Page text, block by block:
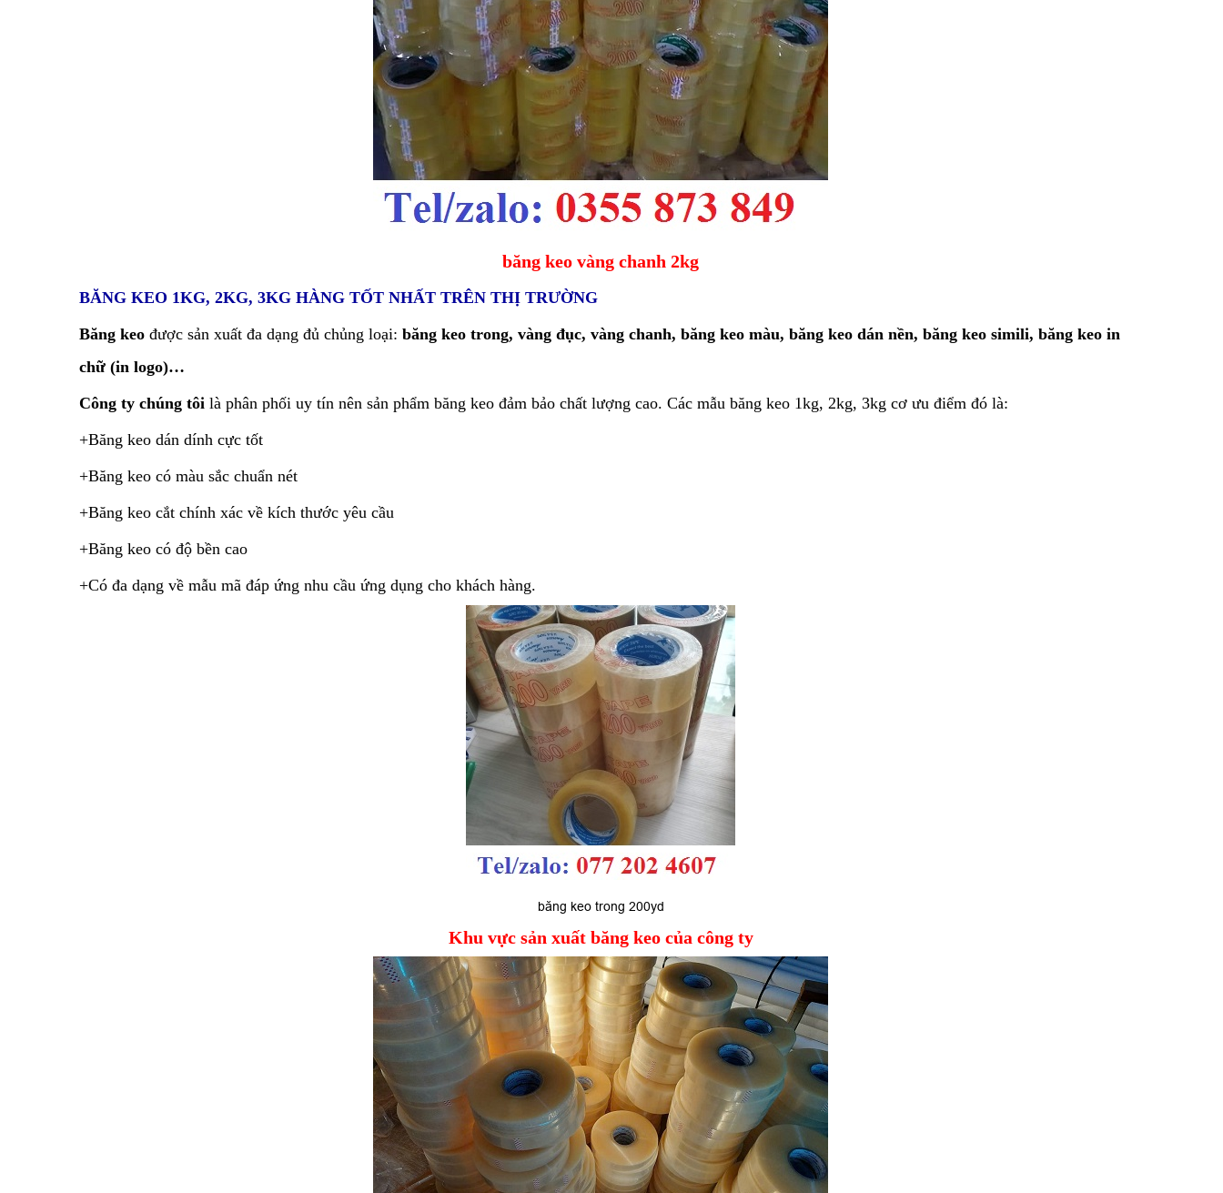
băng keo vàng chanh 2kg
BĂNG KEO 1KG, 2KG, 3KG HÀNG TỐT NHẤT TRÊN THỊ TRƯỜNG
Băng keo được sản xuất đa dạng đủ chủng loại: băng keo trong, vàng đục, vàng chanh, băng keo màu, băng keo dán nền, băng keo simili, băng keo in
chữ (in logo)…
Công ty chúng tôi là phân phối uy tín nên sản phẩm băng keo đảm bảo chất lượng cao. Các mẫu băng keo 1kg, 2kg, 3kg cơ ưu điểm đó là:
+Băng keo dán dính cực tốt
+Băng keo có màu sắc chuẩn nét
+Băng keo cắt chính xác về kích thước yêu cầu
+Băng keo có độ bền cao
+Có đa dạng về mẫu mã đáp ứng nhu cầu ứng dụng cho khách hàng.
băng keo trong 200yd
Khu vực sản xuất băng keo của công ty